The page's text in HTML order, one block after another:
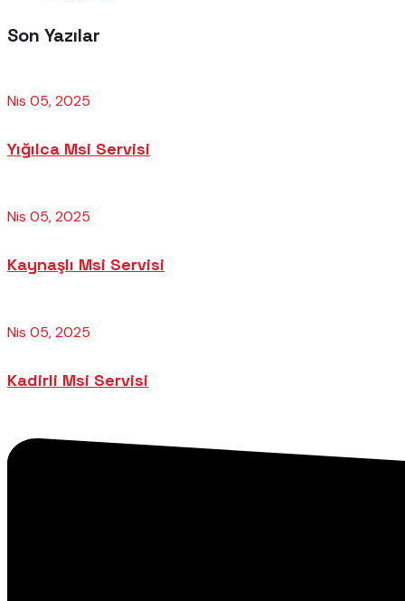
Son Yazılar
Nis 05, 2025
Yığılca Msi Servisi
Nis 05, 2025
Kaynaşlı Msi Servisi
Nis 05, 2025
Kadirli Msi Servisi